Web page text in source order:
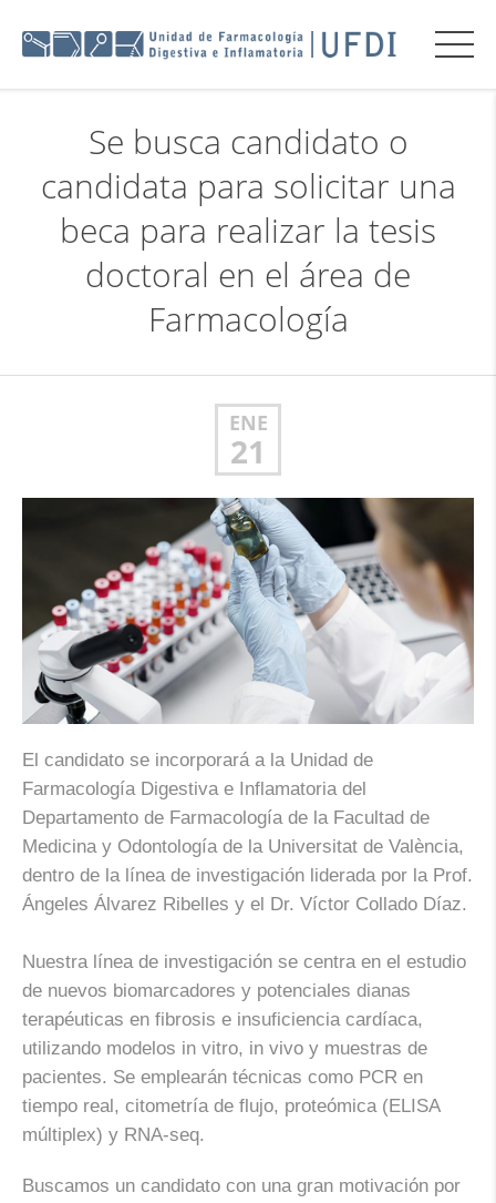
Se busca candidato o
candidata para solicitar una
beca para realizar la tesis
doctoral en el área de
Farmacología
ENE
21
El candidato se incorporará a la Unidad de
Farmacología Digestiva e Inflamatoria del
Departamento de Farmacología de la Facultad de
Medicina y Odontología de la Universitat de València,
dentro de la línea de investigación liderada por la Prof.
Ángeles Álvarez Ribelles y el Dr. Víctor Collado Díaz.
Nuestra línea de investigación se centra en el estudio
de nuevos biomarcadores y potenciales dianas
terapéuticas en fibrosis e insuficiencia cardíaca,
utilizando modelos in vitro, in vivo y muestras de
pacientes. Se emplearán técnicas como PCR en
tiempo real, citometría de flujo, proteómica (ELISA
múltiplex) y RNA-seq.
Buscamos un candidato con una gran motivación por